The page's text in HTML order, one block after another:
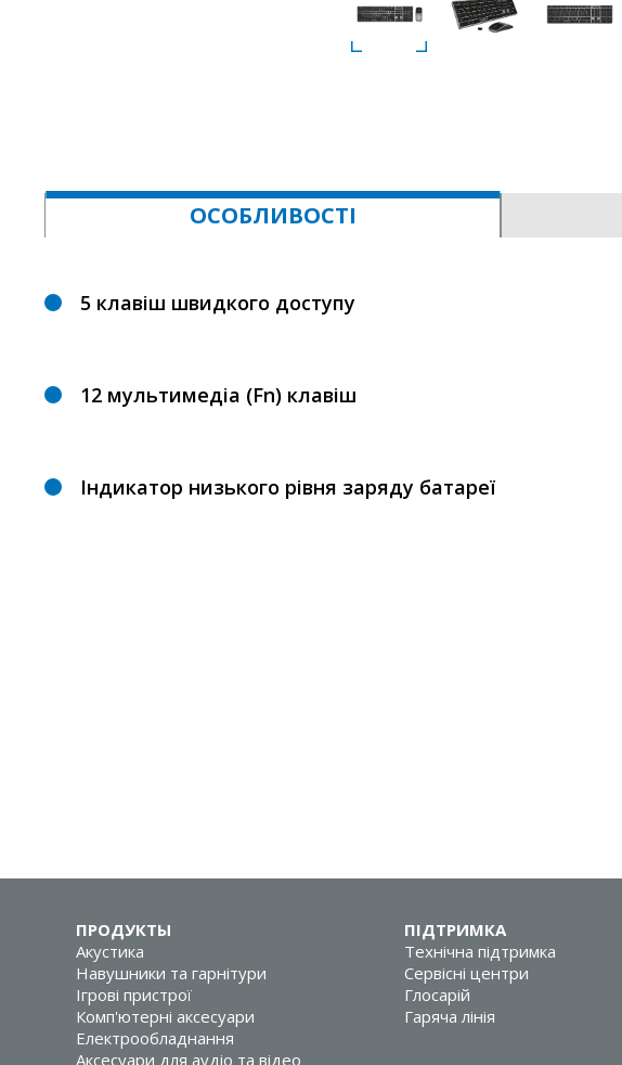
ОСОБЛИВОСТІ
5 клавіш швидкого доступу
12 мультимедіа (Fn) клавіш
Індикатор низького рівня заряду батареї
ПРОДУКТЫ
Акустика
Навушники та гарнітури
Ігрові пристрої
Комп'ютерні аксесуари
Електрообладнання
Аксесуари для аудіо та відео
ПІДТРИМКА
Технічна підтримка
Сервісні центри
Глосарій
Гаряча лінія